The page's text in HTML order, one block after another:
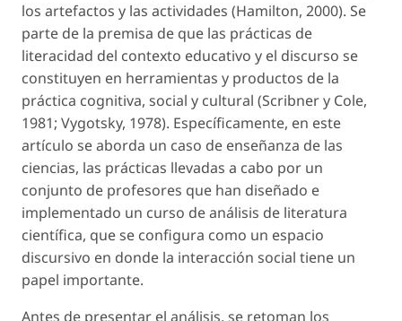
los artefactos y las actividades (Hamilton, 2000). Se
parte de la premisa de que las prácticas de
literacidad del contexto educativo y el discurso se
constituyen en herramientas y productos de la
práctica cognitiva, social y cultural (Scribner y Cole,
1981; Vygotsky, 1978). Específicamente, en este
artículo se aborda un caso de enseñanza de las
ciencias, las prácticas llevadas a cabo por un
conjunto de profesores que han diseñado e
implementado un curso de análisis de literatura
científica, que se configura como un espacio
discursivo en donde la interacción social tiene un
papel importante.
Antes de presentar el análisis, se retoman los